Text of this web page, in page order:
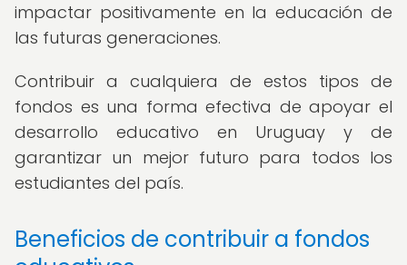
impactar positivamente en la educación de
las futuras generaciones.
Contribuir a cualquiera de estos tipos de
fondos es una forma efectiva de apoyar el
desarrollo educativo en Uruguay y de
garantizar un mejor futuro para todos los
estudiantes del país.
Beneficios de contribuir a fondos